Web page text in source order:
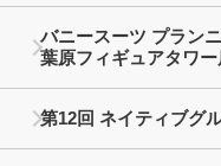
バニースーツ プラン
葉原フィギュアタワー
第12回 ネイティブグ